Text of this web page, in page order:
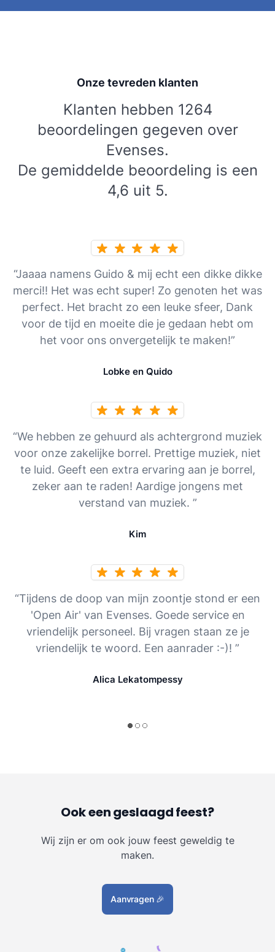
Onze tevreden klanten
Klanten hebben 1264
beoordelingen gegeven over
Evenses.
De gemiddelde beoordeling is een
4,6 uit 5.
“Jaaaa namens Guido & mij echt een dikke dikke
merci!! Het was echt super! Zo genoten het was
perfect. Het bracht zo een leuke sfeer, Dank
voor de tijd en moeite die je gedaan hebt om
het voor ons onvergetelijk te maken!”
Lobke en Quido
“We hebben ze gehuurd als achtergrond muziek
voor onze zakelijke borrel. Prettige muziek, niet
te luid. Geeft een extra ervaring aan je borrel,
zeker aan te raden! Aardige jongens met
verstand van muziek. ”
Kim
“Tijdens de doop van mijn zoontje stond er een
'Open Air' van Evenses. Goede service en
vriendelijk personeel. Bij vragen staan ze je
vriendelijk te woord. Een aanrader :-)! ”
Alica Lekatompessy
Ook een geslaagd feest?
Wij zijn er om ook jouw feest geweldig te
maken.
Aanvragen 🎉